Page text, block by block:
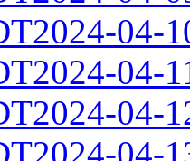
04-
04-
04-
04-